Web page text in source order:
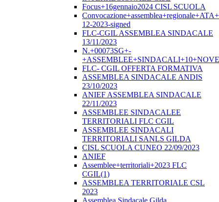
Focus+16gennaio2024 CISL SCUOLA
12-2023-signed
FLC-CGIL ASSEMBLEA SINDACALE
13/11/2023
N.+00073SG+-
FLC- CGIL OFFERTA FORMATIVA
ASSEMBLEA SINDACALE ANDIS
23/10/2023
ANIEF ASSEMBLEA SINDACALE
22/11/2023
ASSEMBLEE SINDACALEE
TERRITORIALI FLC CGIL
ASSEMBLEE SINDACALI
TERRITORIALI SANLS GILDA
CISL SCUOLA CUNEO 22/09/2023
ANIEF
Assemblee+territoriali+2023 FLC
CGIL(1)
ASSEMBLEA TERRITORIALE CSL
2023